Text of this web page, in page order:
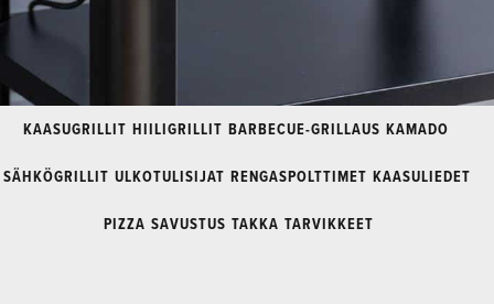
KAASUGRILLIT HIILIGRILLIT BARBECUE-GRILLAUS KAMADO
SÄHKÖGRILLIT ULKOTULISIJAT RENGASPOLTTIMET KAASULIEDET
PIZZA SAVUSTUS TAKKA TARVIKKEET